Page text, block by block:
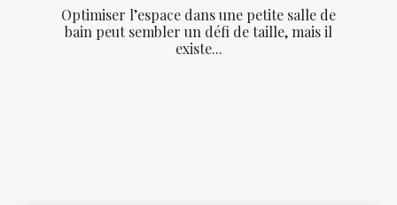
Optimiser l’espace dans une petite salle de
bain peut sembler un défi de taille, mais il
existe...